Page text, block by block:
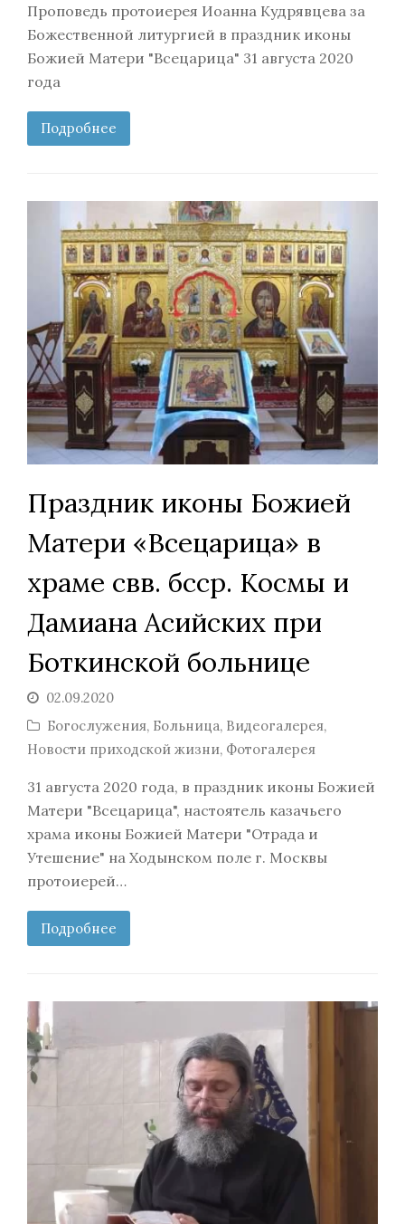
Проповедь протоиерея Иоанна Кудрявцева за
Божественной литургией в праздник иконы
Божией Матери "Всецарица" 31 августа 2020
года
Подробнее
Праздник иконы Божией
Матери «Всецарица» в
храме свв. бсср. Космы и
Дамиана Асийских при
Боткинской больнице
02.09.2020
Богослужения, Больница, Видеогалерея,
Новости приходской жизни, Фотогалерея
31 августа 2020 года, в праздник иконы Божией
Матери "Всецарица", настоятель казачьего
храма иконы Божией Матери "Отрада и
Утешение" на Ходынском поле г. Москвы
протоиерей…
Подробнее